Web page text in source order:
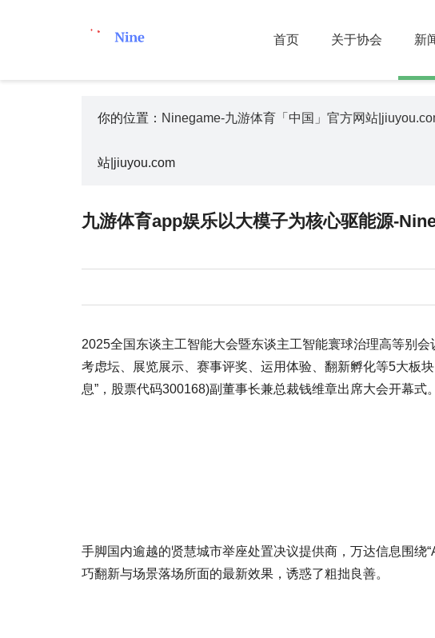
首页 关于协会 新
你的位置： Ninegame-九游体育「中国」官方网站
站|jiuyou.com
九游体育app娱乐以大模子为核心驱能源-
2025全国东谈主工智能大会暨东谈主工智能寰球治理高等别
考虑坛、展览展示、赛事评奖、运用体验、翻新孵化等5大板
息”，股票代码300168)副董事长兼总裁钱维章出席大会开幕式。
手脚国内逾越的贤慧城市举座处置决议提供商，万达信息围绕
巧翻新与场景落场所面的最新效果，诱惑了粗拙良善。